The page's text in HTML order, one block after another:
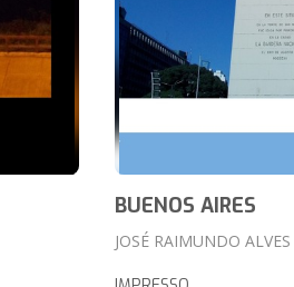
BUENOS AIRES
JOSÉ RAIMUNDO ALVES